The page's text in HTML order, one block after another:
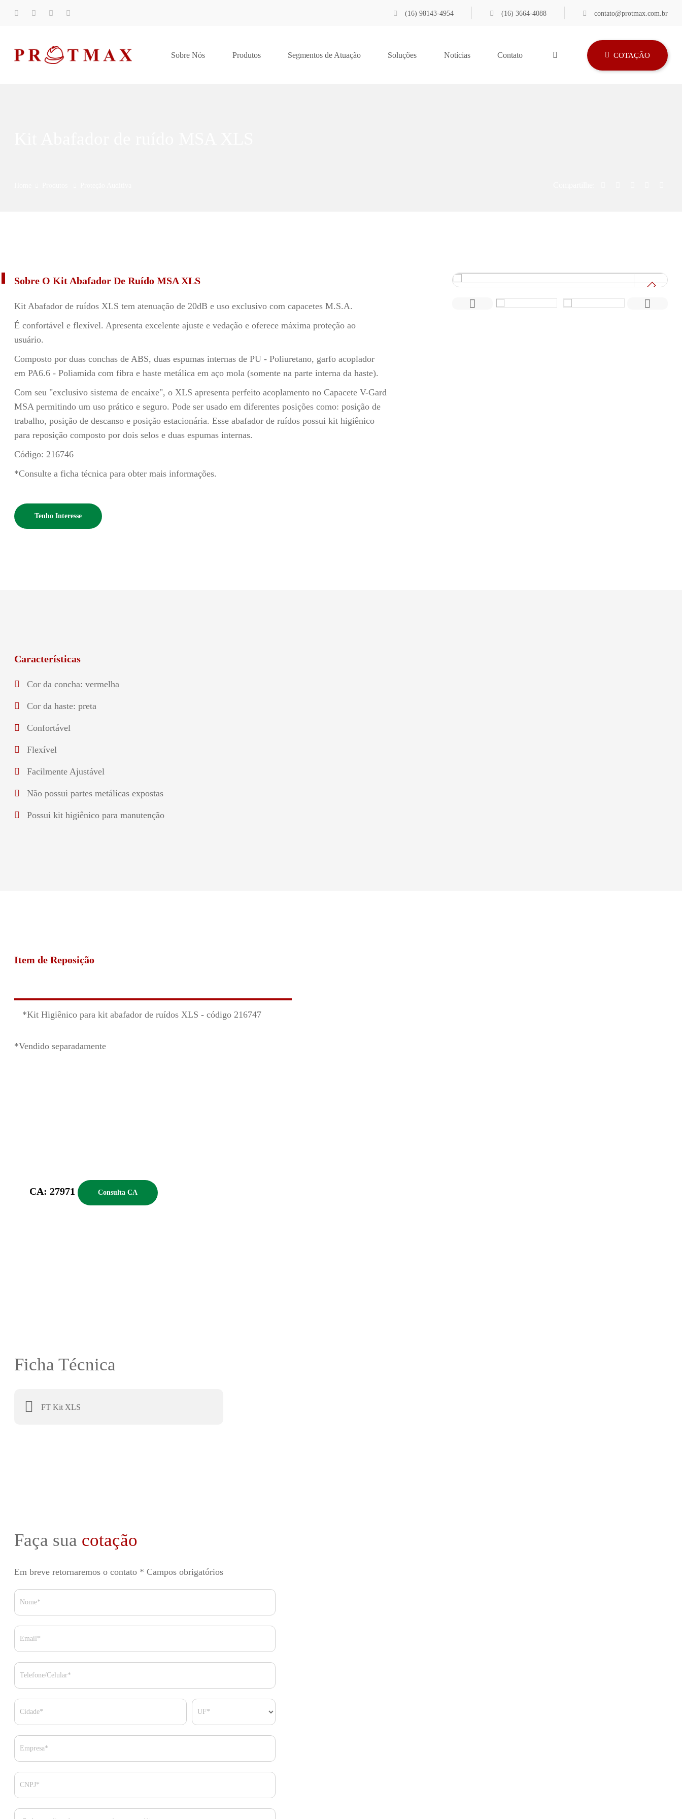
(16) 98143-4954 (16) 3664-4088 contato@protmax.com.br
Sobre Nós Produtos Segmentos de Atuação Soluções Notícias Contato COTAÇÃO
Sobre O Kit Abafador De Ruído MSA XLS
Kit Abafador de ruídos XLS tem atenuação de 20dB e uso exclusivo com capacetes M.S.A.
É confortável e flexível. Apresenta excelente ajuste e vedação e oferece máxima proteção ao
usuário.
Composto por duas conchas de ABS, duas espumas internas de PU - Poliuretano, garfo acoplador
em PA6.6 - Poliamida com fibra e haste metálica em aço mola (somente na parte interna da haste).
Com seu "exclusivo sistema de encaixe", o XLS apresenta perfeito acoplamento no Capacete V-Gard
MSA permitindo um uso prático e seguro. Pode ser usado em diferentes posições como: posição de
trabalho, posição de descanso e posição estacionária. Esse abafador de ruídos possui kit higiênico
para reposição composto por dois selos e duas espumas internas.
Código: 216746
*Consulte a ficha técnica para obter mais informações.
Tenho Interesse
Características
Cor da concha: vermelha
Cor da haste: preta
Confortável
Flexível
Facilmente Ajustável
Não possui partes metálicas expostas
Possui kit higiênico para manutenção
Item de Reposição
*Kit Higiênico para kit abafador de ruídos XLS - código 216747
*Vendido separadamente
CA: 27971 Consulta CA
Ficha Técnica
FT Kit XLS
Faça sua cotação
Em breve retornaremos o contato * Campos obrigatórios
Nome*
Email*
Telefone/Celular*
Cidade* UF*
Empresa*
CNPJ*